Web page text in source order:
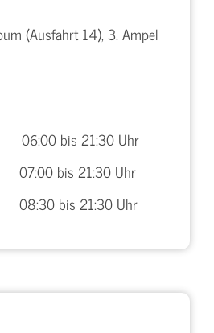
(Ausfahrt 14), 3. Ampel
bis 21:30 Uhr
bis 21:30 Uhr
08:30 bis 21:30 Uhr